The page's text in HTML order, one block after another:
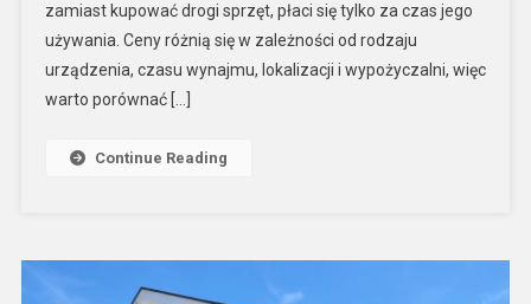
zamiast kupować drogi sprzęt, płaci się tylko za czas jego
używania. Ceny różnią się w zależności od rodzaju
urządzenia, czasu wynajmu, lokalizacji i wypożyczalni, więc
warto porównać […]
Continue Reading